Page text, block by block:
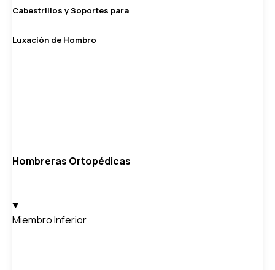
Cabestrillos y Soportes para
Luxación de Hombro
Hombreras Ortopédicas
Miembro Inferior